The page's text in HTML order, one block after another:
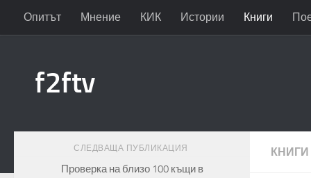
Към съдържанието
Опитът Мнение КИК Истории Книги
f2ftv
КНИГИ
СЛЕДВАЩА ПУБЛИКАЦИЯ
Проверка на близо 100 къщи в